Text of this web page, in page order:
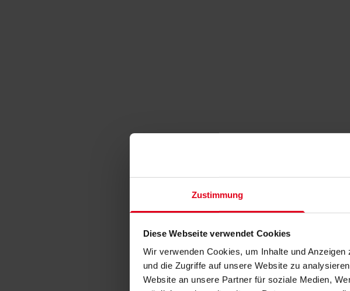
Zustimmung
Diese Webseite verwendet Cookies
Wir verwenden Cookies, um Inhalte und
und die Zugriffe auf unsere Website zu
Website an unsere Partner für soziale Medien,